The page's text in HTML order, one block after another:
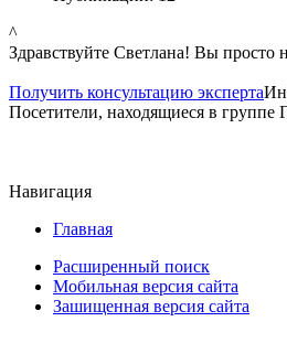
^
Здравствуйте Светлана! Вы просто
Получить консультацию эксперта
Посетители, находящиеся в группе
Навигация
Главная
Расширенный поиск
Мобильная версия сайта
Зашищенная версия сайта